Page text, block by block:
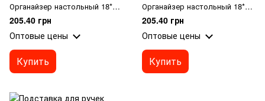
Органайзер настольный 18*9*9см пластиковый SN-019 голубой
205.40 грн
Оптовые цены
Купить
Органайзер настольный 18*9*9см пластиковый SN-019 персиковый
205.40 грн
Оптовые цены
Купить